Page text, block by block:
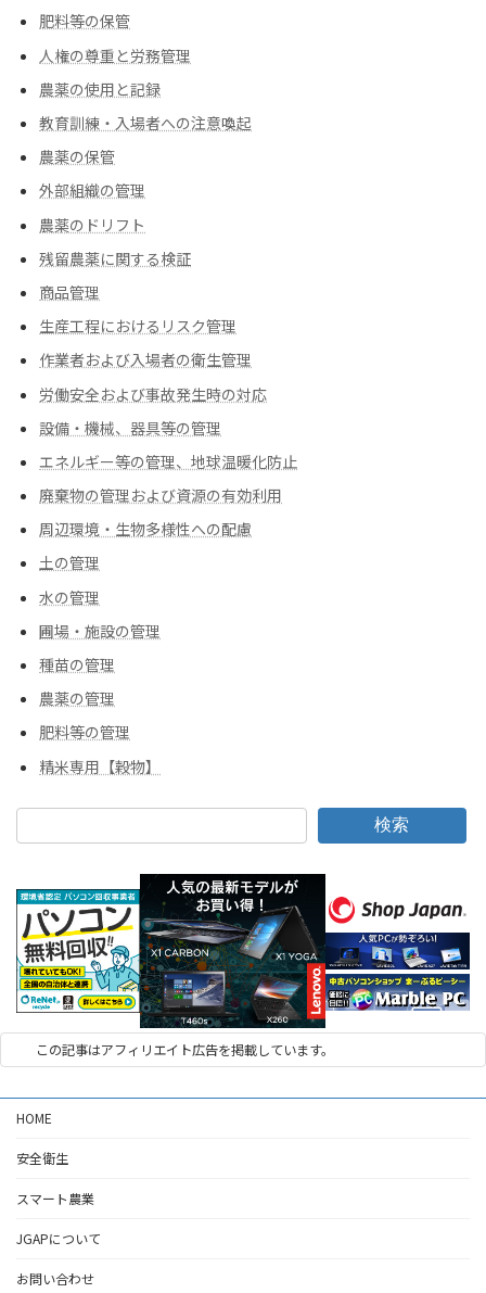
肥料等の保管
人権の尊重と労務管理
農薬の使用と記録
教育訓練・入場者への注意喚起
農薬の保管
外部組織の管理
農薬のドリフト
残留農薬に関する検証
商品管理
生産工程におけるリスク管理
作業者および入場者の衛生管理
労働安全および事故発生時の対応
設備・機械、器具等の管理
エネルギー等の管理、地球温暖化防止
廃棄物の管理および資源の有効利用
周辺環境・生物多様性への配慮
土の管理
水の管理
圃場・施設の管理
種苗の管理
農薬の管理
肥料等の管理
精米専用【穀物】
検索
この記事はアフィリエイト広告を掲載しています。
HOME
安全衛生
スマート農業
JGAPについて
お問い合わせ